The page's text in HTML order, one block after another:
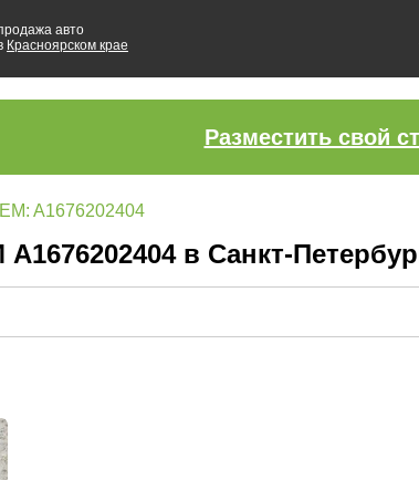
авто
Красноярском крае
Разместить свой
A1676202404
в Санкт-